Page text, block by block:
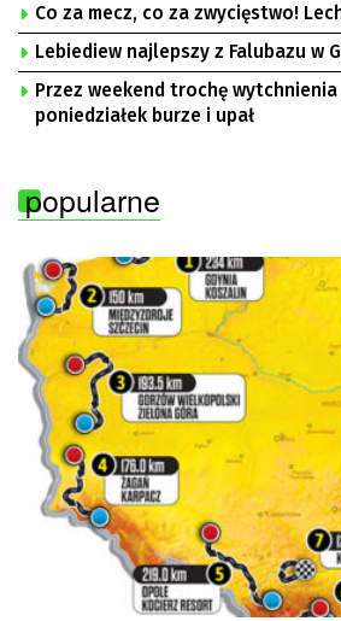
Co za mecz, co za zwycięstwo!
Lebiediew najlepszy z Falubazu w
Przez weekend trochę
poniedziałek burze i upał
popularne